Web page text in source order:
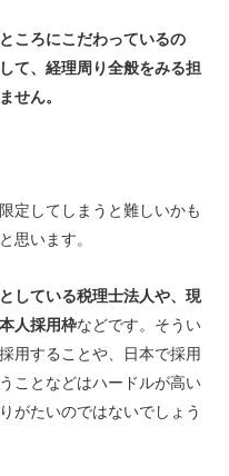
ころにこだわっているの
て、経理周り全般をみる担
せん。
定してしまうと難しいかも
と思います。
している税理士法人や、現
人採用枠などです。そうい
用することや、日本で採用
ことなどはハードルが高い
がたいのではないでしょう